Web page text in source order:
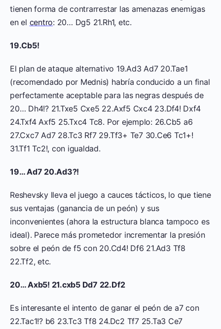
tienen forma de contrarrestar las amenazas enemigas
en el centro: 20… Dg5 21.Rh1, etc.
19.Cb5!
El plan de ataque alternativo 19.Ad3 Ad7 20.Tae1
(recomendado por Mednis) habría conducido a un final
perfectamente aceptable para las negras después de
20… Dh4!? 21.Txe5 Cxe5 22.Axf5 Cxc4 23.Df4! Dxf4
24.Txf4 Axf5 25.Txc4 Tc8. Por ejemplo: 26.Cb5 a6
27.Cxc7 Ad7 28.Tc3 Rf7 29.Tf3+ Te7 30.Ce6 Tc1+!
31.Tf1 Tc2!, con igualdad.
19… Ad7 20.Ad3?!
Reshevsky lleva el juego a cauces tácticos, lo que tiene
sus ventajas (ganancia de un peón) y sus
inconvenientes (ahora la estructura blanca tampoco es
ideal). Parece más prometedor incrementar la presión
sobre el peón de f5 con 20.Cd4! Df6 21.Ad3 Tf8
22.Tf2, etc.
20… Axb5! 21.cxb5 Dd7 22.Df2
Es interesante el intento de ganar el peón de a7 con
22.Tac1!? b6 23.Tc3 Tf8 24.Dc2 Tf7 25.Ta3 Ce7